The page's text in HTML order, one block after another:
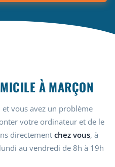
À MARÇON
et vous avez un problème
votre ordinateur et de le
directement chez vous, à
au vendredi de 8h à 19h